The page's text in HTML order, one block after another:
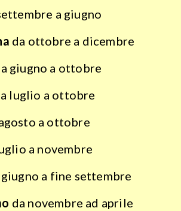
a giugno
da ottobre a dicembre
giugno a ottobre
luglio a ottobre
a ottobre
a novembre
giugno a fine settembre
da novembre ad aprile